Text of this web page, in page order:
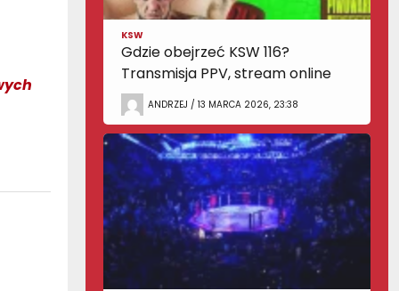
KSW
Gdzie obejrzeć KSW 116?
Transmisja PPV, stream online
ANDRZEJ / 13 MARCA 2026, 23:38